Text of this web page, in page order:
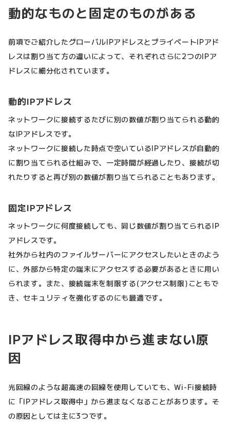
動的なものと固定のものがある
前項でご紹介したグローバルIPアドレスとプライベートIPアド
レスは割り当て方の違いによって、それぞれさらに2つのIPア
ドレスに細分化されています。
動的IPアドレス
ネットワークに接続するたびに別の数値が割り当てられる動的
なIPアドレスです。
ネットワークに接続した時点で空いているIPアドレスが自動的
に割り当てられる仕組みで、一定時間が経過したり、接続が切
れたりすると再び別の数値が割り当てられることもあります。
固定IPアドレス
ネットワークに何度接続しても、同じ数値が割り当てられるIP
アドレスです。
社外から社内のファイルサーバーにアクセスしたいときのよう
に、外部から特定の端末にアクセスする必要があるときに用い
られます。また、接続端末を制限する(アクセス制限)こともで
き、セキュリティを強化するのにも最適です。
IPアドレス取得中から進まない原
因
光回線のような超高速の回線を使用していても、Wi-Fi接続時
に「IPアドレス取得中」から進まなくなることがあります。そ
の原因としては主に3つです。